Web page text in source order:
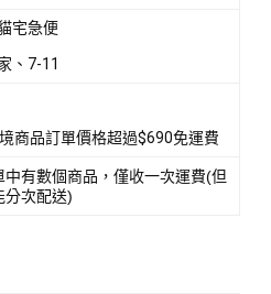
宅急便
、7-11
商品訂單價格超過$690免運費
中有數個商品，僅收一次運費(但
分次配送)